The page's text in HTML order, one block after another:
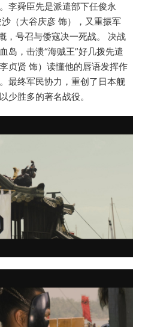
李舜臣先是派遣部下任俊永
（大谷庆彦 饰），又重振军
，号召与倭寇决一死战。 决战
岛，击溃“海贼王”好几拨先遣
贞贤 饰）读懂他的唇语发挥作
最终军民协力，重创了日本舰
少胜多的著名战役。